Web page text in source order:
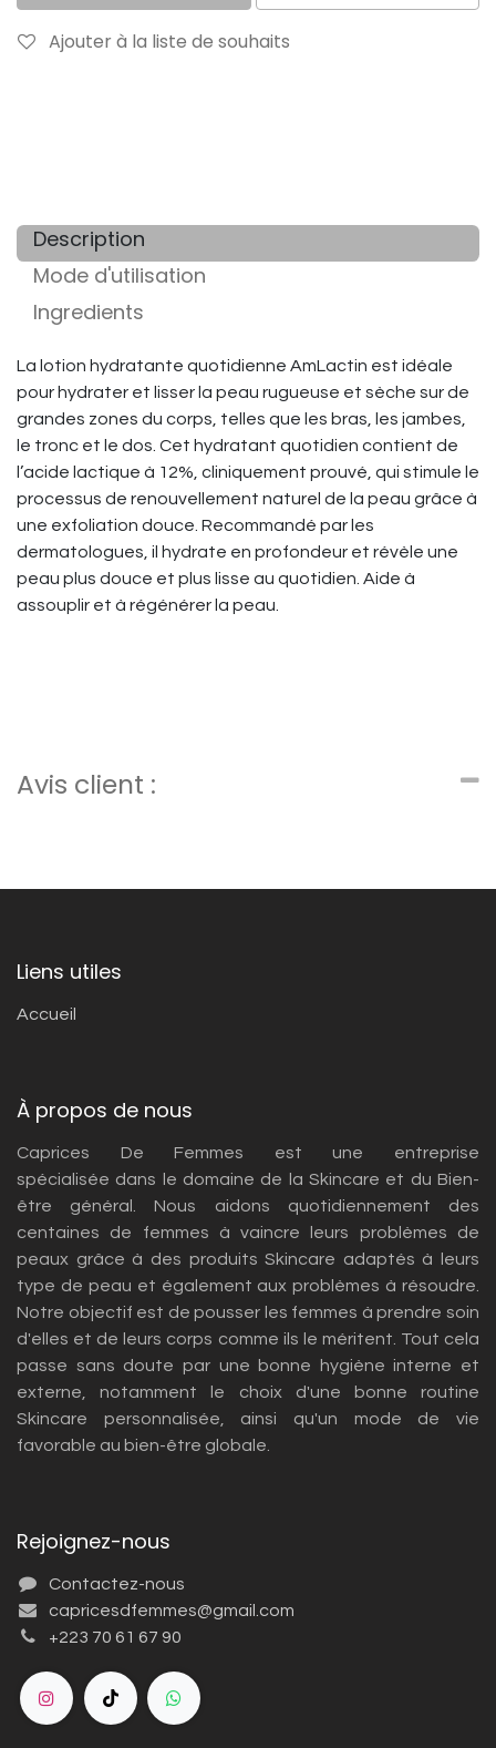
Ajouter à la liste de souhaits
Description
Mode d'utilisation
Ingredients
La lotion hydratante quotidienne AmLactin est idéale
pour hydrater et lisser la peau rugueuse et sèche sur de
grandes zones du corps, telles que les bras, les jambes,
le tronc et le dos. Cet hydratant quotidien contient de
l’acide lactique à 12%, cliniquement prouvé, qui stimule le
processus de renouvellement naturel de la peau grâce à
une exfoliation douce. Recommandé par les
dermatologues, il hydrate en profondeur et révèle une
peau plus douce et plus lisse au quotidien. Aide à
assouplir et à régénérer la peau.
Avis client :
Liens utiles
Accueil
À propos de nous
Caprices De Femmes est une entreprise
spécialisée dans le domaine de la Skincare et du Bien-
être général. Nous aidons quotidiennement des
centaines de femmes à vaincre leurs problèmes de
peaux grâce à des produits Skincare adaptés à leurs
type de peau et également aux problèmes à résoudre.
Notre objectif est de pousser les femmes à prendre soin
d'elles et de leurs corps comme ils le méritent. Tout cela
passe sans doute par une bonne hygiène interne et
externe, notamment le choix d'une bonne routine
Skincare personnalisée, ainsi qu'un mode de vie
favorable au bien-être globale.
Rejoignez-nous
Contactez-nous
capricesdfemmes@gmail.com
+223 70 61 67 90